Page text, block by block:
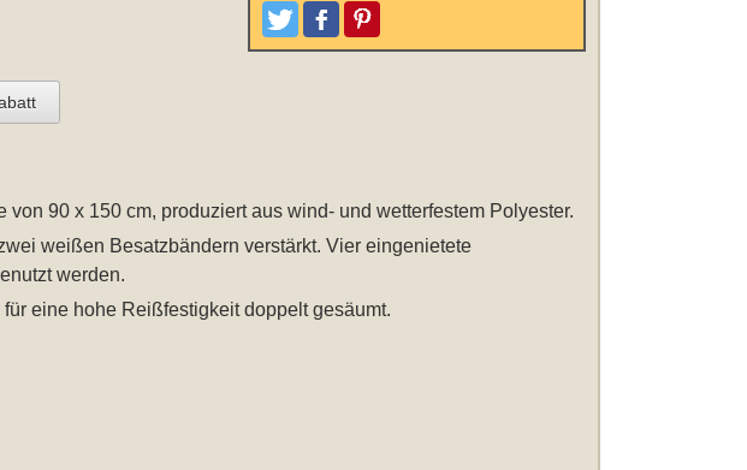
TweetenPostenPinterest
von 90 x 150 cm, produziert aus wind- und wetterfestem Polyester.
weißen Besatzbändern verstärkt. Vier eingenietete
werden.
eine hohe Reißfestigkeit doppelt gesäumt.